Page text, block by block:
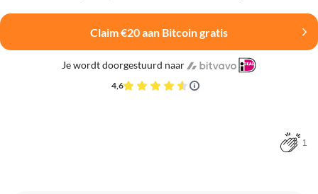
Claim €20 aan Bitcoin gratis
Je wordt doorgestuurd naar
4,6
1